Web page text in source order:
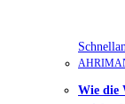
Wie die